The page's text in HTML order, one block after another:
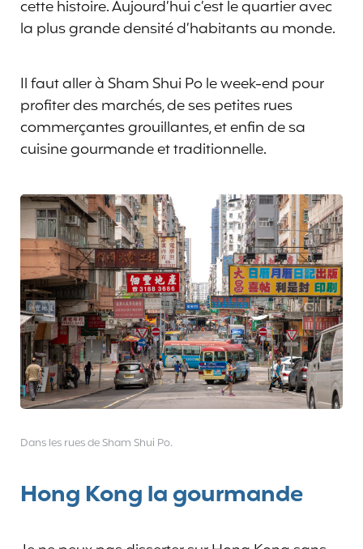
cette histoire. Aujourd’hui c’est le quartier avec
la plus grande densité d’habitants au monde.
Il faut aller à Sham Shui Po le week-end pour
profiter des marchés, de ses petites rues
commerçantes grouillantes, et enfin de sa
cuisine gourmande et traditionnelle.
Dans les rues de Sham Shui Po.
Hong Kong la gourmande